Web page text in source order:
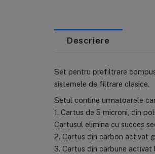
Descriere
Set pentru prefiltrare
sistemele de filtrare clasice.
Setul contine urmatoarele
1. Cartus de 5 microni, din
Cartusul elimina cu succes
2. Cartus din carbon activat
3. Cartus din carbune